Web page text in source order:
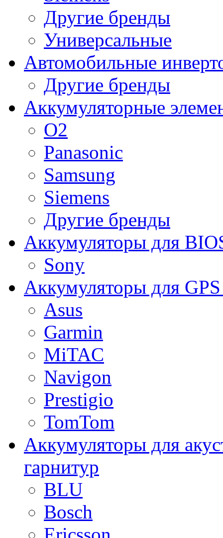
Другие бренды
Универсальные
Автомобильные
Другие бренды
Аккумуляторные
O2
Panasonic
Samsung
Siemens
Другие бренды
Аккумуляторы для
Sony
Аккумуляторы для GPS
Asus
Garmin
MiTAC
Navigon
Prestigio
TomTom
Аккумуляторы для
гарнитур
BLU
Bosch